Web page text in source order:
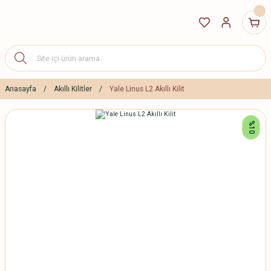
Anasayfa Akıllı Kilitler Yale Linus L2 Akıllı Kilit
%10